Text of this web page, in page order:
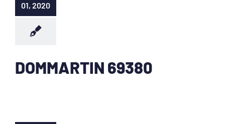
01, 2020
DOMMARTIN 69380